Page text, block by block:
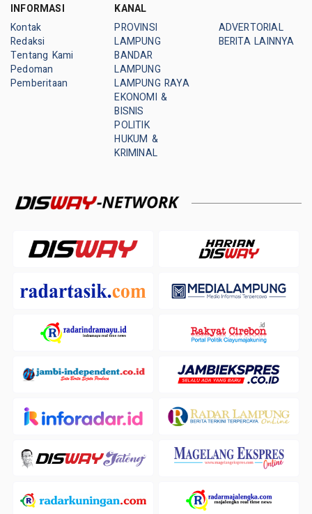
INFORMASI
Kontak
Redaksi
Tentang Kami
Pedoman
Pemberitaan
KANAL
PROVINSI
LAMPUNG
BANDAR
LAMPUNG
LAMPUNG RAYA
EKONOMI &
BISNIS
POLITIK
HUKUM &
KRIMINAL
ADVERTORIAL
BERITA LAINNYA